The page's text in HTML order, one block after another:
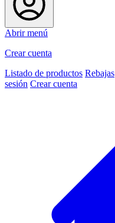
Abrir menú
Crear cuenta
Listado de productos Rebajas
sesión Crear cuenta